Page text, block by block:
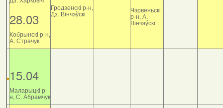
28.03
Кобрынскі р-н,
А. Страчук
Гродзенскі р-н,
Дз. Вінчэўскі Чэрвеньскі
р-н, А.
Вінчэўскі
15.04
Маларыцкі р-
н, С. Абрамчук